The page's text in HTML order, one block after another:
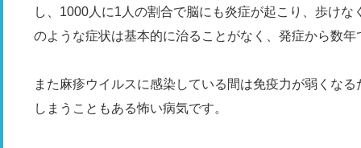
し、1000人に1人の割合で脳にも炎症が起こり、歩け
のような症状は基本的に治ることがなく、発症から数
また麻疹ウイルスに感染している間は免疫力が弱くな
しまうこともある怖い病気です。